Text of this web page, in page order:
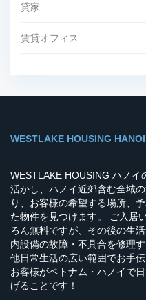
貸家
賃貸オフィス
WESTLAKE HOUSING HANOI
WESTLAKE HOUSING ハノ
活かし、ハノイ近郊含む全域
り、お客様の希望する場所、
た物件を見つけます。 ご入居
ろん無料ですが、その後の生
内設備の故障・不具合を修理
他日常生活の広い範囲でお手
お客様がベトナム・ハノイで
げることです！